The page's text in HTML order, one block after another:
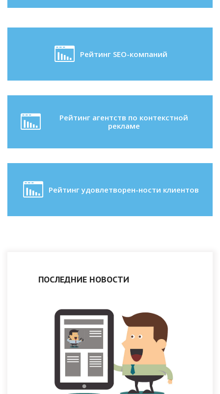
Рейтинг SEO-компаний
Рейтинг агентств по контекстной
рекламе
Рейтинг удовлетворен-ности клиентов
ПОСЛЕДНИЕ НОВОСТИ